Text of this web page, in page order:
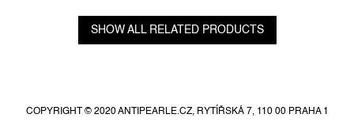
SHOW ALL RELATED PRODUCTS
COPYRIGHT © 2020 ANTIPEARLE.CZ, RYTÍŘSKÁ 7, 110 00 PRAHA 1